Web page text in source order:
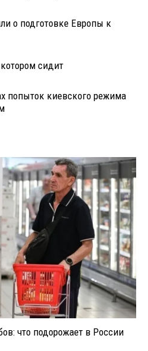
о подготовке Европы к
сидит
попыток киевского режима
что подорожает в России